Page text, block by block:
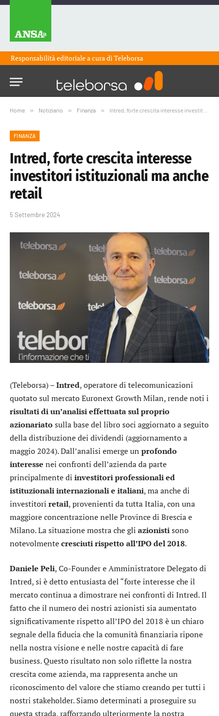
Responsabilità editoriale a cura diTeleborsa
Home » Notiziario » Finanza » Intred, forte crescita interesse investitori istituzionali ma anche retail
FINANZA
Intred, forte crescita interesse
investitori istituzionali ma anche
retail
5 Settembre 2024
(Teleborsa) –Intred, operatore di telecomunicazioni
quotato sul mercato Euronext Growth Milan, rende noti i
risultati di un’analisi effettuata sul proprio
azionariato sulla base del libro soci aggiornato a seguito
della distribuzione dei dividendi (aggiornamento a
maggio 2024). Dall’analisi emerge un profondo
interesse nei confronti dell’azienda da parte
principalmente di investitori professionali ed
istituzionali internazionali e italiani, ma anche di
investitori retail, provenienti da tutta Italia, con una
maggiore concentrazione nelle Province di Brescia e
Milano. La situazione mostra che gli azionistisono
notevolmentecresciuti rispetto all’IPO del 2018.
Daniele Peli, Co-Founder e Amministratore Delegato di
Intred, si è detto entusiasta del “forte interesse che il
mercato continua a dimostrare nei confronti di Intred. Il
fatto che il numero dei nostri azionisti sia aumentato
significativamente rispetto all’IPO del 2018 è un chiaro
segnale della fiducia che la comunità finanziaria ripone
nella nostra visione e nelle nostre capacità di fare
business. Questo risultato non solo riflette la nostra
crescita come azienda, ma rappresenta anche un
riconoscimento del valore che stiamo creando per tutti i
nostri stakeholder. Siamo determinati a proseguire su
questa strada, rafforzando ulteriormente la nostra